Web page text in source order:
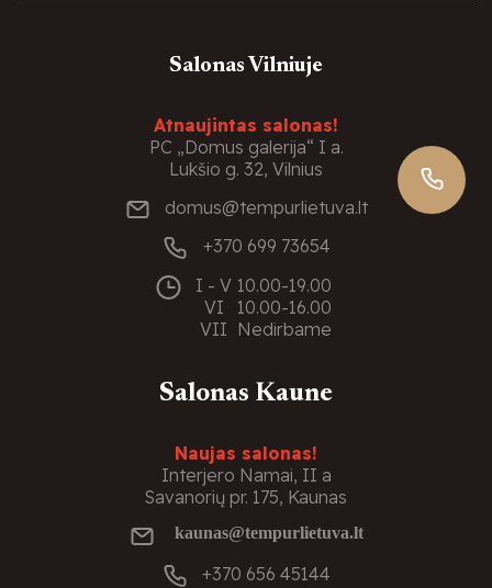
Salonas Vilniuje
Atnaujintas salonas!
PC „Domus galerija“ I a.
Lukšio g. 32, Vilnius
domus@tempurlietuva.lt
+370 699 73654
I - V 10.00-19.00
VI
10.00-16.00
VII Nedirbame
Salonas Kaune
Naujas salonas!
Interjero Namai, II a
Savanorių pr. 175, Kaunas
kaunas@tempurlietuva.lt
+370 656 45144